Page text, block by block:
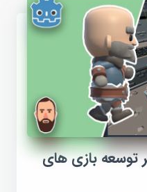
بازی های